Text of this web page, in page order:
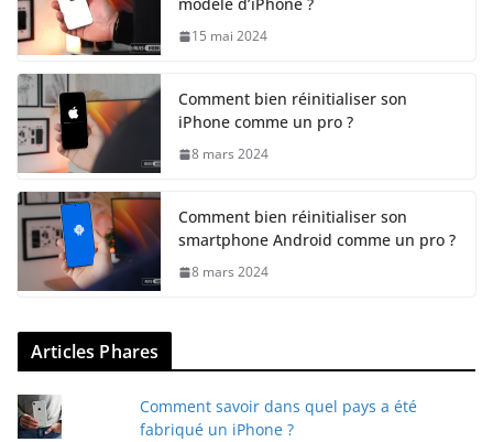
modèle d’iPhone ?
15 mai 2024
Comment bien réinitialiser son
iPhone comme un pro ?
8 mars 2024
Comment bien réinitialiser son
smartphone Android comme un pro ?
8 mars 2024
Articles Phares
Comment savoir dans quel pays a été
fabriqué un iPhone ?